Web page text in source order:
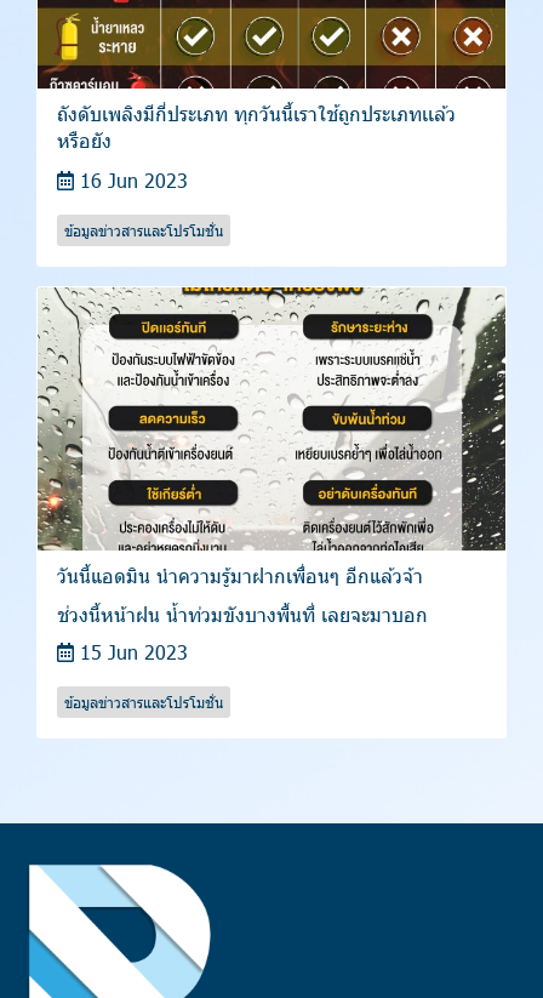
ถังดับเพลิงมีกี่ประเภท ทุกวันนี้เราใช้ถูกประเภทเเล้ว
หรือยัง
16 Jun 2023
ข้อมูลข่าวสารและโปรโมชั่น
วันนี้แอดมิน นำความรู้มาฝากเพื่อนๆ อีกแล้วจ้า
ช่วงนี้หน้าฝน น้ำท่วมขังบางพื้นที่ เลยจะมาบอก
15 Jun 2023
ข้อมูลข่าวสารและโปรโมชั่น